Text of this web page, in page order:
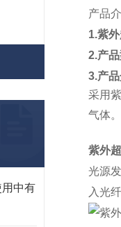
中有
产品
1.紫
2.产
3.产
采用
气体
紫外
光源
入光